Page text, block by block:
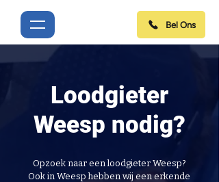
Bel Ons
Loodgieter
Weesp nodig?
Opzoek naar een loodgieter Weesp?
Ook in Weesp hebben wij een erkende